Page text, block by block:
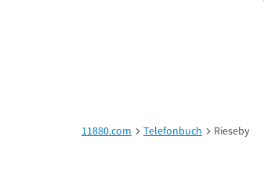
11880.com Telefonbuch Rieseby